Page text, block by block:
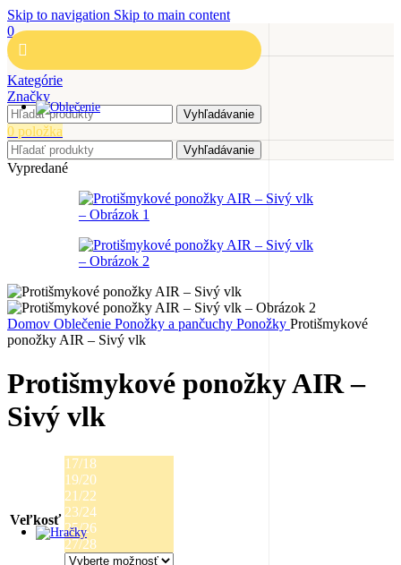
Skip to navigation Skip to main content
0
Kategórie
Značky
Vyhľadávanie
0 položka
Vyhľadávanie
Vypredané
Domov Oblečenie Ponožky a pančuchy Ponožky Protišmykové
ponožky AIR – Sivý vlk
Protišmykové ponožky AIR –
Sivý vlk
Veľkosť
17/18
19/20
21/22
23/24
25/26
27/28